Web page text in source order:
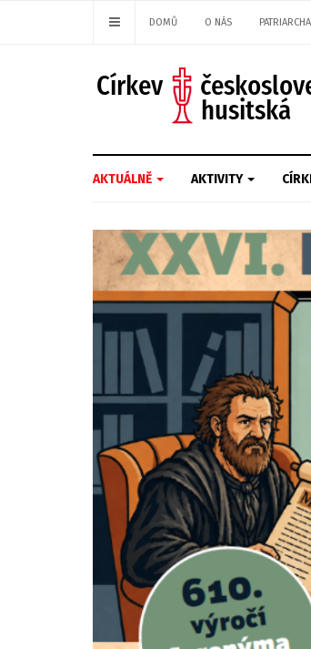
DOMŮ O NÁS PATRIARCHA
AKTUÁLNĚ AKTIVITY